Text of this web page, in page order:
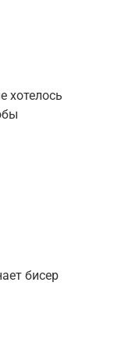
хотелось
бисер